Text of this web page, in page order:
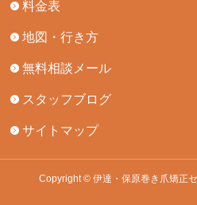
料金表
地図・行き方
無料相談メール
スタッフブログ
サイトマップ
Copyright © 伊達・保原巻き爪矯正